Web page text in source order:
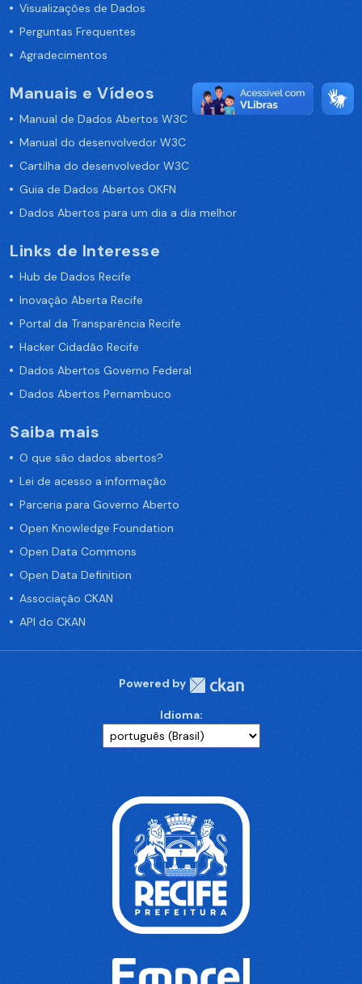
Visualizações de Dados
Perguntas Frequentes
Agradecimentos
Manuais e Vídeos
Manual de Dados Abertos W3C
Manual do desenvolvedor W3C
Cartilha do desenvolvedor W3C
Guia de Dados Abertos OKFN
Dados Abertos para um dia a dia melhor
Links de Interesse
Hub de Dados Recife
Inovação Aberta Recife
Portal da Transparência Recife
Hacker Cidadão Recife
Dados Abertos Governo Federal
Dados Abertos Pernambuco
Saiba mais
O que são dados abertos?
Lei de acesso a informação
Parceria para Governo Aberto
Open Knowledge Foundation
Open Data Commons
Open Data Definition
Associação CKAN
API do CKAN
Powered by
Idioma